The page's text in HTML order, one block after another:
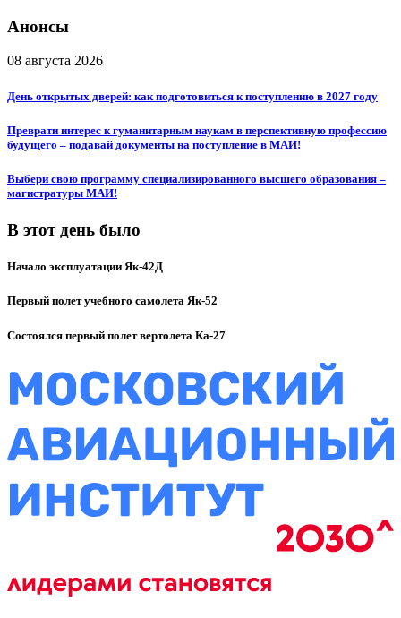
Анонсы
08 августа 2026
День открытых дверей: как подготовиться к поступлению в 2027 году
Преврати интерес к гуманитарным наукам в перспективную профессию
будущего – подавай документы на поступление в МАИ!
Выбери свою программу специализированного высшего образования –
магистратуры МАИ!
В этот день было
Начало эксплуатации Як-42Д
Первый полет учебного самолета Як-52
Состоялся первый полет вертолета Ка-27